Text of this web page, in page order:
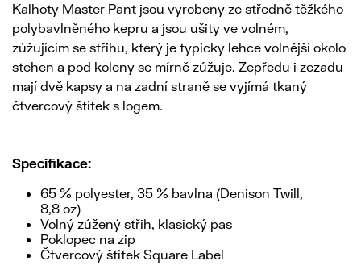
Kalhoty Master Pant jsou vyrobeny ze středně těžkého
polybavlněného kepru a jsou ušity ve volném,
zúžujícím se střihu, který je typicky lehce volnější okolo
stehen a pod koleny se mírně zúžuje. Zepředu i zezadu
mají dvě kapsy a na zadní straně se vyjímá tkaný
čtvercový štítek s logem.
Specifikace:
65 % polyester, 35 % bavlna (Denison Twill,
8,8 oz)
Volný zúžený střih, klasický pas
Poklopec na zip
Čtvercový štítek Square Label